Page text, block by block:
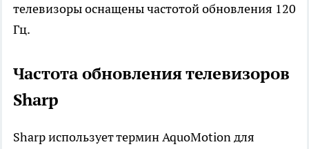
телевизоры оснащены частотой обновления 120
Гц.
Частота обновления телевизоров
Sharp
Sharp использует термин AquoMotion для